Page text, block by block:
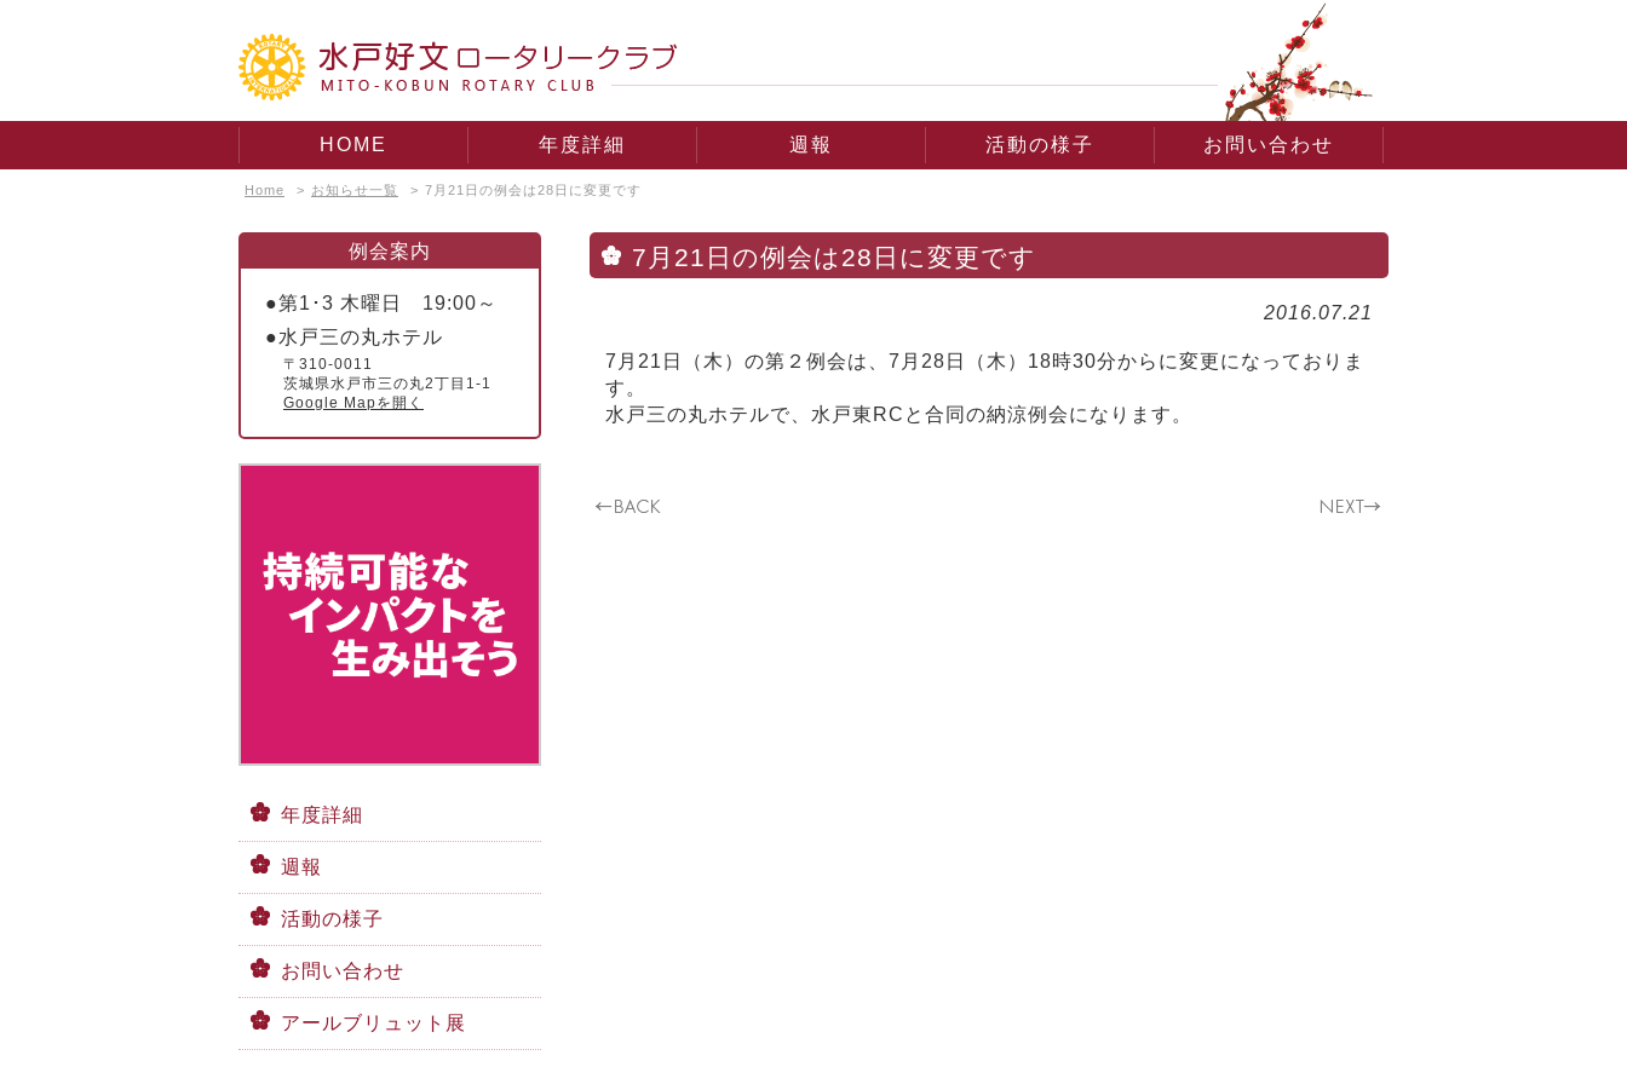
HOME 年度詳細 週報 活動の様子 お問い合わせ
Home > お知らせ一覧 > 7月21日の例会は28日に変更です
例会案内
●第1･3 木曜日 19:00～
●水戸三の丸ホテル
〒310-0011
茨城県水戸市三の丸2丁目1-1
Google Mapを開く
年度詳細
週報
活動の様子
お問い合わせ
アールブリュット展
7月21日の例会は28日に変更です
2016.07.21
7月21日（木）の第２例会は、7月28日（木）18時30分からに変更になっておりま
す。
水戸三の丸ホテルで、水戸東RCと合同の納涼例会になります。